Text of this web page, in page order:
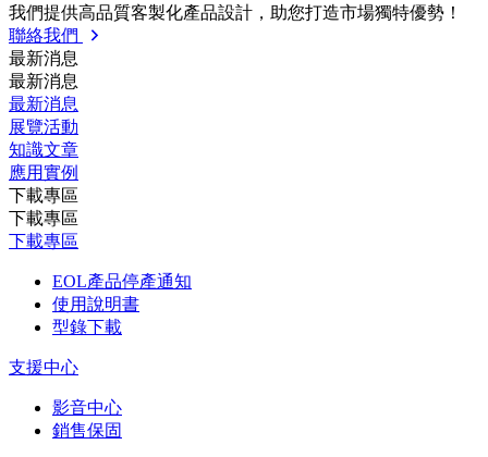
我們提供⾼品質客製化產品設計，助您打造市場獨特優勢！
聯絡我們
最新消息
最新消息
最新消息
展覽活動
知識⽂章
應⽤實例
下載專區
下載專區
下載專區
EOL產品停產通知
使用說明書
型錄下載
支援中心
影音中心
銷售保固